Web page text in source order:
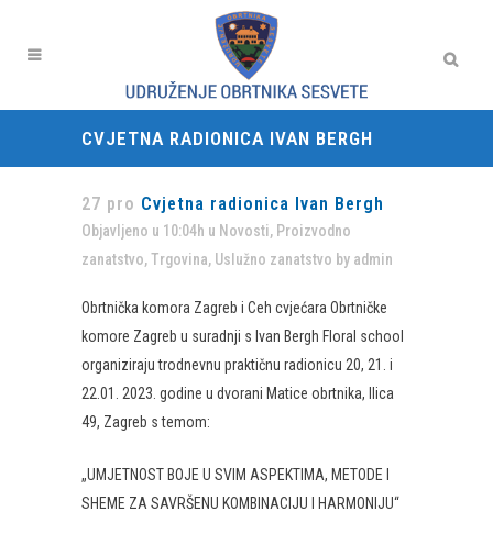
CVJETNA RADIONICA IVAN BERGH
27 pro Cvjetna radionica Ivan Bergh
Objavljeno u 10:04h u Novosti, Proizvodno
zanatstvo,Trgovina, Uslužno zanatstvo by admin
Obrtnička komora Zagreb i Ceh cvjećara Obrtničke
komore Zagreb u suradnji s Ivan Bergh Floral school
organiziraju trodnevnu praktičnu radionicu 20, 21. i
22.01. 2023. godine u dvorani Matice obrtnika, Ilica
49, Zagreb s temom:
„UMJETNOST BOJE U SVIM ASPEKTIMA, METODE I
SHEME ZA SAVRŠENU KOMBINACIJU I HARMONIJU“